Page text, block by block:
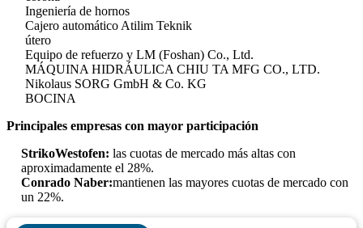
Ingeniería de hornos
Cajero automático Atilim Teknik
útero
Equipo de refuerzo y LM (Foshan) Co., Ltd.
MÁQUINA HIDRÁULICA CHIU TA MFG CO., LTD.
Nikolaus SORG GmbH & Co. KG
BOCINA
Principales empresas con mayor participación
StrikoWestofen: las cuotas de mercado más altas con
aproximadamente el 28%.
Conrado Naber:mantienen las mayores cuotas de mercado con
un 22%.